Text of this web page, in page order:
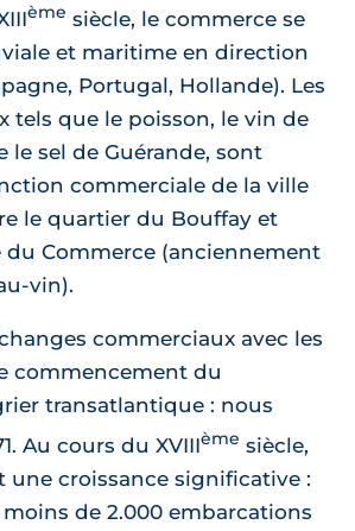
ème siècle, le commerce se
et maritime en direction
Portugal, Hollande). Les
tels que le poisson, le vin de
le sel de Guérande, sont
commerciale de la ville
le quartier du Bouffay et
du Commerce (anciennement
vin).
commerciaux avec les
commencement du
transatlantique : nous
Au cours du XVIIIème siècle,
une croissance significative :
de 2.000 embarcations